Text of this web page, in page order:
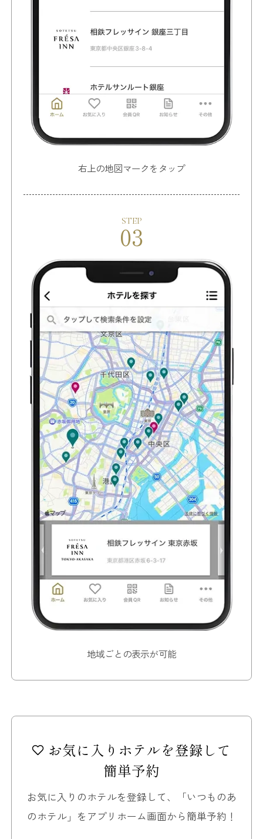
右上の地図マークをタップ
STEP
03
地域ごとの表示が可能
お気に入りホテルを登録して
簡単予約
お気に入りのホテルを登録して、「いつものあ
のホテル」をアプリホーム画面から簡単予約！